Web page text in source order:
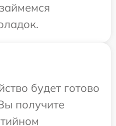
будет готово
получите